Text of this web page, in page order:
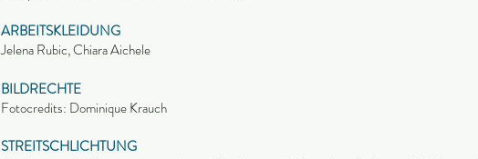
ARBEITSKLEIDUNG
Jelena Rubic, Chiara Aichele
BILDRECHTE
Fotocredits: Dominique Krauch
STREITSCHLICHTUNG